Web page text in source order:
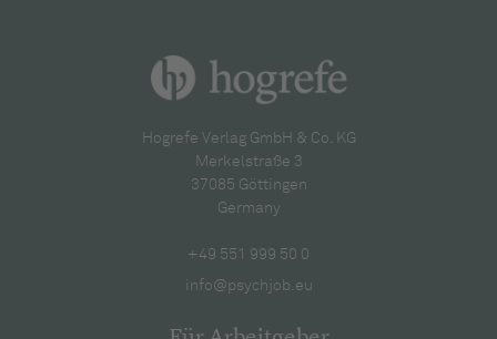
Hogrefe Verlag GmbH & Co. KG
Merkelstraße 3
37085 Göttingen
Germany
+49 551 999 50 0
info@psychjob.eu